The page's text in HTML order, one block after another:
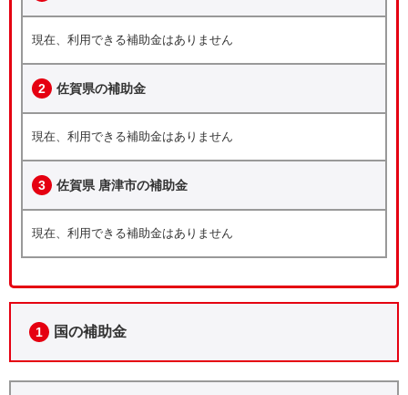
現在、利用できる補助金はありません
2 佐賀県の補助金
現在、利用できる補助金はありません
3 佐賀県 唐津市の補助金
現在、利用できる補助金はありません
1 国の補助金